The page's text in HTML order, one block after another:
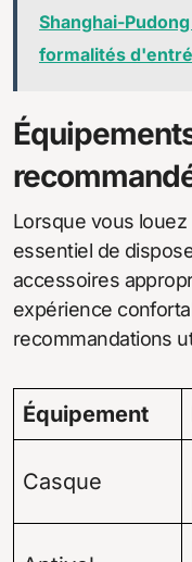
Shanghai-
formalités
Lorsque vous
essentiel de
accessoires
expérience
recommandations
Équipement
Casque